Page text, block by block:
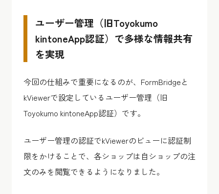
ユーザー管理（旧Toyokumo
kintoneApp認証）で多様な情報共有
を実現
今回の仕組みで重要になるのが、FormBridgeと
kViewerで設定しているユーザー管理（旧
Toyokumo kintoneApp認証）です。
ユーザー管理の認証でkViewerのビューに認証制
限をかけることで、各ショップは自ショップの注
文のみを閲覧できるようになりました。